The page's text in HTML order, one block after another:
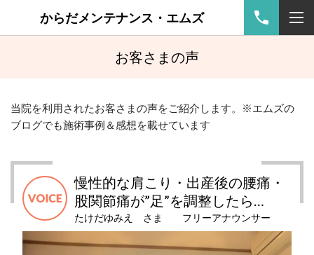
からだメンテナンス・エムズ
お客さまの声
当院を利用されたお客さまの声をご紹介します。※エムズの
ブログでも施術事例＆感想を載せています
慢性的な肩こり・出産後の腰痛・
股関節痛が”足”を調整したら…
たけだゆみえ さま フリーアナウンサー